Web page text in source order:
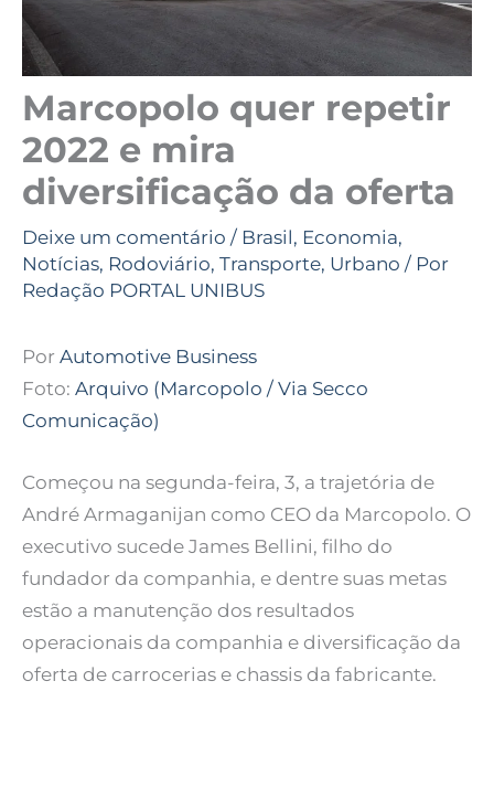
Marcopolo quer repetir
2022 e mira
diversificação da oferta
Deixe um comentário / Brasil, Economia,
Notícias, Rodoviário, Transporte, Urbano / Por
Redação PORTAL UNIBUS
Por Automotive Business
Foto: Arquivo (Marcopolo / Via Secco
Comunicação)
Começou na segunda-feira, 3, a trajetória de
André Armaganijan como CEO da Marcopolo. O
executivo sucede James Bellini, filho do
fundador da companhia, e dentre suas metas
estão a manutenção dos resultados
operacionais da companhia e diversificação da
oferta de carrocerias e chassis da fabricante.